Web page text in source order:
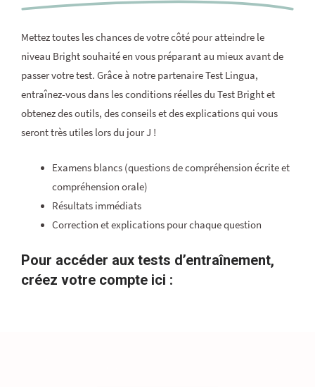
Mettez toutes les chances de votre côté pour atteindre le
niveau Bright souhaité en vous préparant au mieux avant de
passer votre test. Grâce à notre partenaire Test Lingua,
entraînez-vous dans les conditions réelles du Test Bright et
obtenez des outils, des conseils et des explications qui vous
seront très utiles lors du jour J !
Examens blancs (questions de compréhension écrite et
compréhension orale)
Résultats immédiats
Correction et explications pour chaque question
Pour accéder aux tests d’entraînement,
créez votre compte ici :